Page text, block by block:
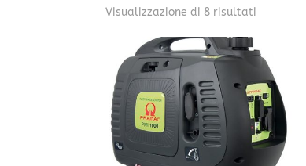
Visualizzazione di 8 risultati
economico